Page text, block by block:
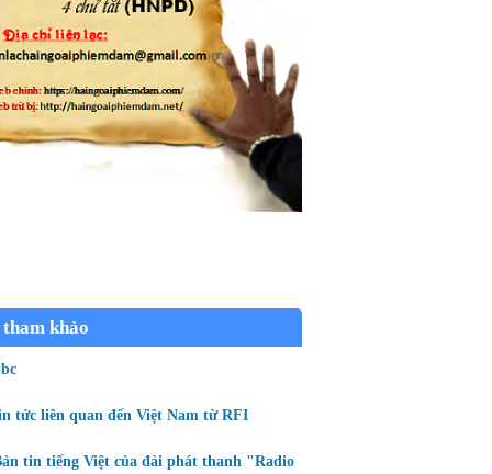
tham khảo
tức liên quan đến Việt Nam từ RFI
tin tiếng Việt của đài phát thanh "Radio